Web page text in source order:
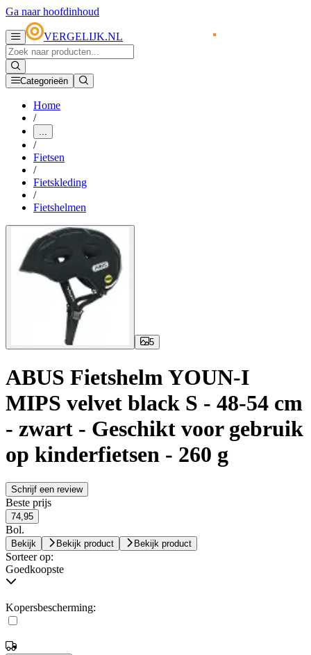
Ga naar hoofdinhoud
VERGELIJK.NL
Categorieën
Home
/
...
/
Fietsen
/
Fietskleding
/
Fietshelmen
5
ABUS Fietshelm YOUN-I
MIPS velvet black S - 48-54 cm
- zwart - Geschikt voor gebruik
op kinderfietsen - 260 g
Schrijf een review
Beste prijs
74,95
Bol.
Bekijk Bekijk product Bekijk product
Sorteer op:
Goedkoopste
Kopersbescherming: